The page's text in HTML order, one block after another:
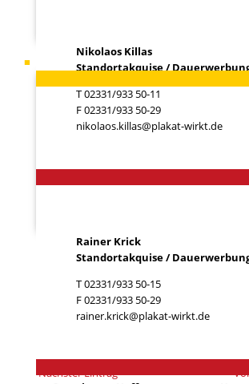
Nikolaos Killas
Standortakquise /
T 02331/933 50-11
F 02331/933 50-29
nikolaos.killas@plakat-wirkt.de
Ihr Ansprechpartner Rainer Krick
Rainer Krick
Standortakquise /
T 02331/933 50-15
F 02331/933 50-29
rainer.krick@plakat-wirkt.de
Nächster Eintrag